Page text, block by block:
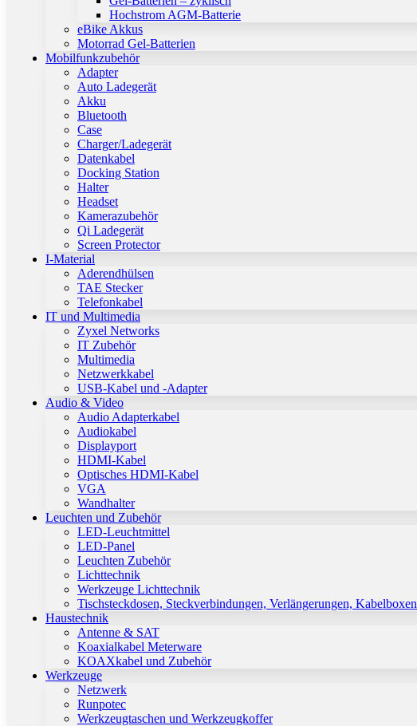
Hochstrom AGM-Batterie
eBike Akkus
Motorrad Gel-Batterien
Mobilfunkzubehör
Adapter
Auto Ladegerät
Akku
Bluetooth
Case
Charger/Ladegerät
Datenkabel
Docking Station
Halter
Headset
Kamerazubehör
Qi Ladegerät
Screen Protector
I-Material
Aderendhülsen
TAE Stecker
Telefonkabel
IT und Multimedia
Zyxel Networks
IT Zubehör
Multimedia
Netzwerkkabel
USB-Kabel und -Adapter
Audio & Video
Audio Adapterkabel
Audiokabel
Displayport
HDMI-Kabel
Optisches HDMI-Kabel
VGA
Wandhalter
Leuchten und Zubehör
LED-Leuchtmittel
LED-Panel
Leuchten Zubehör
Lichttechnik
Werkzeuge Lichttechnik
Tischsteckdosen, Steckverbindungen, Verlängerungen, Kabelboxen
Haustechnik
Antenne & SAT
Koaxialkabel Meterware
KOAXkabel und Zubehör
Werkzeuge
Netzwerk
Runpotec
Werkzeugtaschen und Werkzeugkoffer